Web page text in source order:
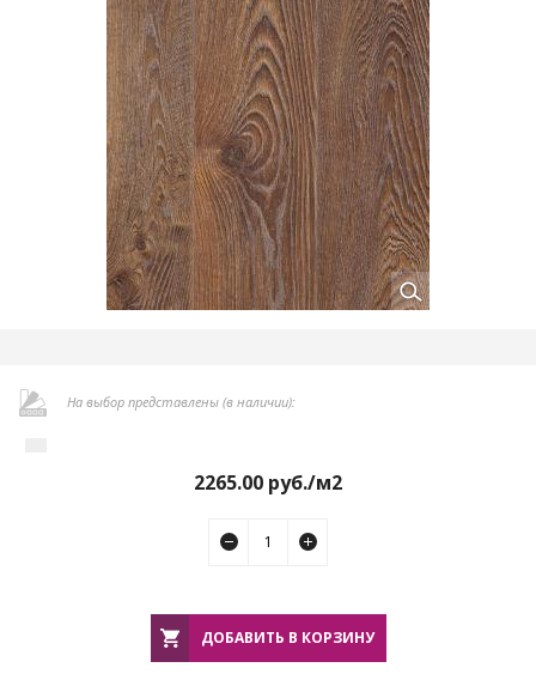
На выбор представлены (в наличии):
2265.00 руб./м2
ДОБАВИТЬ В КОРЗИНУ